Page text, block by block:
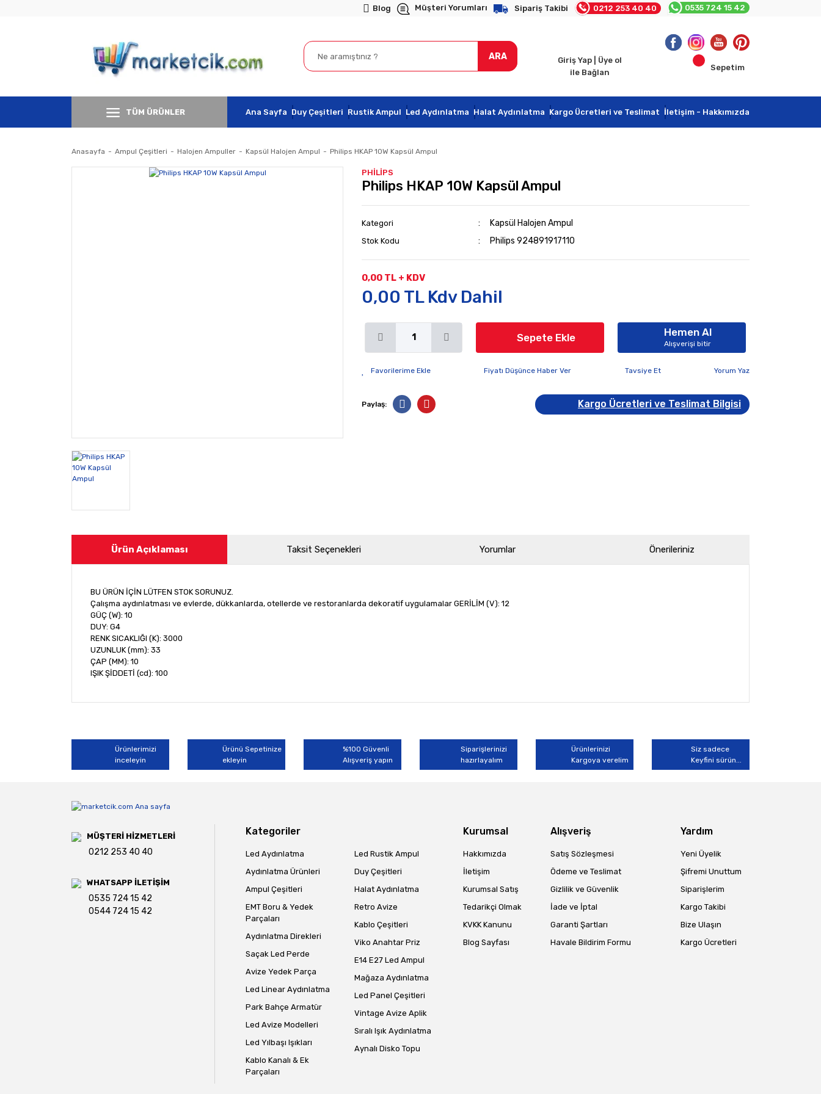
Blog Müşteri Yorumları Sipariş Takibi 0212 253 40 40 0535 724 15 42
ARA
Giriş Yap | Üye ol
ile Bağlan
Sepetim
TÜM ÜRÜNLER Ana Sayfa Duy Çeşitleri Rustik Ampul Led Aydınlatma Halat Aydınlatma Kargo Ücretleri ve Teslimat İletişim - Hakkımızda
Anasayfa Ampul Çeşitleri Halojen Ampuller Kapsül Halojen Ampul Philips HKAP 10W Kapsül Ampul
PHİLİPS
Philips HKAP 10W Kapsül Ampul
Kategori Kapsül Halojen Ampul
Stok Kodu Philips 924891917110
0,00 TL + KDV
0,00 TL Kdv Dahil
Sepete Ekle Hemen Al
Alışverişi bitir
Fiyatı Düşünce Haber Ver Tavsiye Et Yorum Yaz
Paylaş: Kargo Ücretleri ve Teslimat Bilgisi
Ürün Açıklaması Taksit Seçenekleri Yorumlar Önerileriniz
BU ÜRÜN İÇİN LÜTFEN STOK SORUNUZ.
Çalışma aydınlatması ve evlerde, dükkanlarda, otellerde ve restoranlarda dekoratif uygulamalar GERİLİM (V): 12
GÜÇ (W): 10
DUY: G4
RENK SICAKLIĞI (K): 3000
UZUNLUK (mm): 33
ÇAP (MM): 10
IŞIK ŞİDDETİ (cd): 100
Bu ürünün fiyat bilgisi, resim, ürün açıklamalarında ve diğer konularda yetersiz gördüğünüz noktaları öneri formunu kullanarak tarafımıza iletebilirsiniz.
Ürün resmi kalitesiz, bozuk veya görüntülenemiyor.
Ürün açıklamasında eksik bilgiler bulunuyor.
Ürünlerimizi
inceleyin
Ürünü Sepetinize
ekleyin
%100 Güvenli
Alışveriş yapın
Siparişlerinizi
hazırlayalım
Ürünlerinizi
Kargoya verelim
Siz sadece
Keyfini sürün...
MÜŞTERİ HİZMETLERİ
0212 253 40 40
WHATSAPP İLETİŞİM
0535 724 15 42
0544 724 15 42
Kategoriler
Led Aydınlatma
Aydınlatma Ürünleri
Ampul Çeşitleri
EMT Boru & Yedek
Parçaları
Aydınlatma Direkleri
Saçak Led Perde
Avize Yedek Parça
Led Linear Aydınlatma
Park Bahçe Armatür
Led Avize Modelleri
Led Yılbaşı Işıkları
Kablo Kanalı & Ek
Parçaları
Led Rustik Ampul
Duy Çeşitleri
Halat Aydınlatma
Retro Avize
Kablo Çeşitleri
Viko Anahtar Priz
E14 E27 Led Ampul
Mağaza Aydınlatma
Led Panel Çeşitleri
Vintage Avize Aplik
Sıralı Işık Aydınlatma
Aynalı Disko Topu
Kurumsal
Hakkımızda
İletişim
Kurumsal Satış
Tedarikçi Olmak
KVKK Kanunu
Blog Sayfası
Alışveriş
Satış Sözleşmesi
Ödeme ve Teslimat
Gizlilik ve Güvenlik
İade ve İptal
Garanti Şartları
Havale Bildirim Formu
Yardım
Yeni Üyelik
Şifremi Unuttum
Siparişlerim
Kargo Takibi
Bize Ulaşın
Kargo Ücretleri